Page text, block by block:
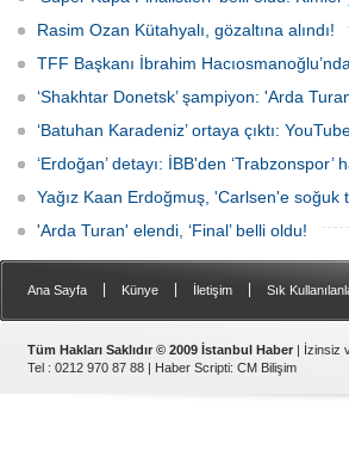
Rasim Ozan Kütahyalı, gözaltına alındı!
TFF Başkanı İbrahim
‘Shakhtar Donetsk’ şampiyon: 'Arda
‘Batuhan Karadeniz’ ortaya çıktı:
‘Erdoğan’ detayı: İBB'den ‘Trabzonspor’
Yağız Kaan Erdoğmuş, 'Carlsen'e soğuk
'Arda Turan' elendi, ‘Final’ belli oldu!
Ana Sayfa Künye İletişim Sık
Tüm Hakları Saklıdır © 2009 İstanbul Haber | İzinsiz
Tel : 0212 970 87 88 | Haber Scripti: CM Bilişim